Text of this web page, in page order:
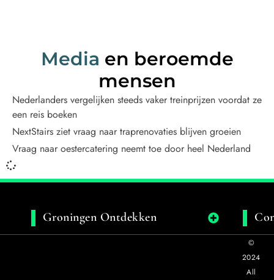
Media en beroemde
mensen
Nederlanders vergelijken steeds vaker treinprijzen voordat ze
een reis boeken
NextStairs ziet vraag naar traprenovaties blijven groeien
Vraag naar oestercatering neemt toe door heel Nederland
Groningen Ontdekken
©
2024
All